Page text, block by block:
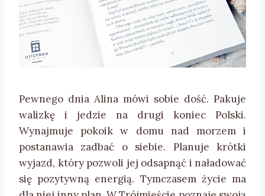
Pewnego dnia Alina mówi sobie dość. Pakuje
walizkę i jedzie na drugi koniec Polski.
Wynajmuje pokoik w domu nad morzem i
postanawia zadbać o siebie. Planuje krótki
wyjazd, który pozwoli jej odsapnąć i naładować
się pozytywną energią. Tymczasem życie ma